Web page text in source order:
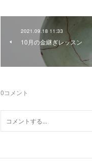
2021.09.18 11:33
10月の金継ぎレッスン
0コメント